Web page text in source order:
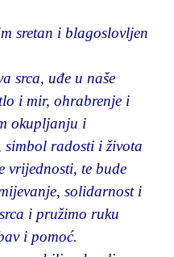
sretan i blagoslovljen
srca, uđe u naše
i mir, ohrabrenje i
okupljanju i
simbol radosti i života
vrijednosti, te bude
solidarnost i
i pružimo ruku
i pomoć.